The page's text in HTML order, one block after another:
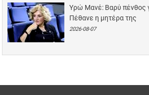
Υρώ Μανέ: Βαρύ πένθος
Πέθανε η μητέρα της
2026-08-07